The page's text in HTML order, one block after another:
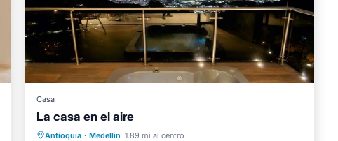
Casa
La casa en el aire
Antioquia · Medellin 1.89 mi al centro
Bañera de hidromasaje